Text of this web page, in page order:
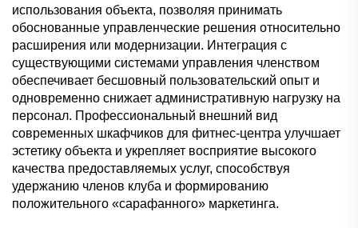
использования объекта, позволяя принимать
обоснованные управленческие решения относительно
расширения или модернизации. Интеграция с
существующими системами управления членством
обеспечивает бесшовный пользовательский опыт и
одновременно снижает административную нагрузку на
персонал. Профессиональный внешний вид
современных шкафчиков для фитнес-центра улучшает
эстетику объекта и укрепляет восприятие высокого
качества предоставляемых услуг, способствуя
удержанию членов клуба и формированию
положительного «сарафанного» маркетинга.